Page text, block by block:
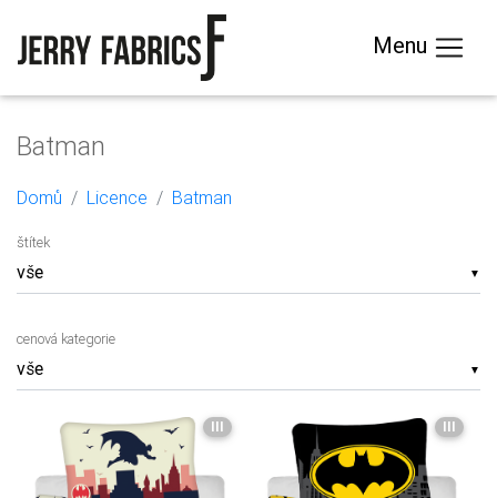
Menu
Batman
Domů Licence Batman
▼
štítek
▼
cenová kategorie
III III